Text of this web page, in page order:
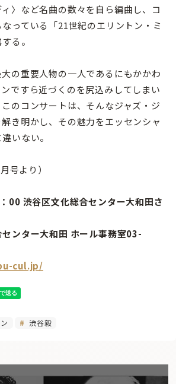
〉など名曲の数々を自ら編曲し、コ
っている「21世紀のエリントン・ミ
る。
の重要人物の一人であるにもかかわ
ですら近づくのを尻込みしてしまい
のコンサートは、そんなジャズ・ジ
き明かし、その魅力をエッセンシャ
いない。
号より）
00 渋谷区文化総合センター大和田さ
ンター大和田 ホール事務室03-
cul.jp/
渋谷毅